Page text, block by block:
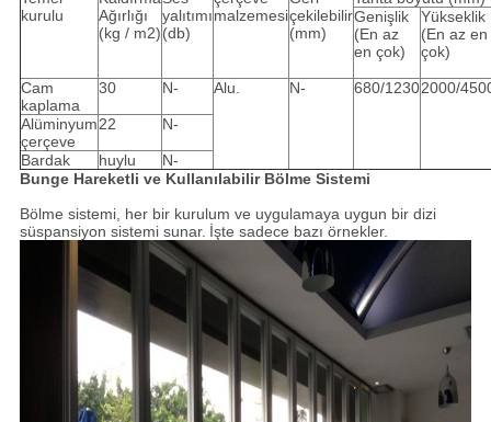
kurulu
Ağırlığı
(kg / m2)
yalıtımı
(db)
malzemesiçekilebilir
(mm)
Genişlik
(En az
en çok)
Yükseklik
(En az en
çok)
Cam
kaplama
30 N- Alu. N- 680/12302000/
Alüminyum
çerçeve
22 N-
Bardak huylu
N-
Bunge Hareketli ve Kullanılabilir Bölme Sistemi
Bölme sistemi, her bir kurulum ve uygulamaya uygun bir dizi
süspansiyon sistemi sunar. İşte sadece bazı örnekler.